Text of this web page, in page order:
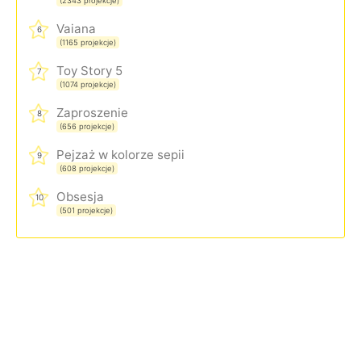
6 Vaiana
(1165 projekcje)
7 Toy Story 5
(1074 projekcje)
8 Zaproszenie
(656 projekcje)
9 Pejzaż w kolorze sepii
(608 projekcje)
10 Obsesja
(501 projekcje)